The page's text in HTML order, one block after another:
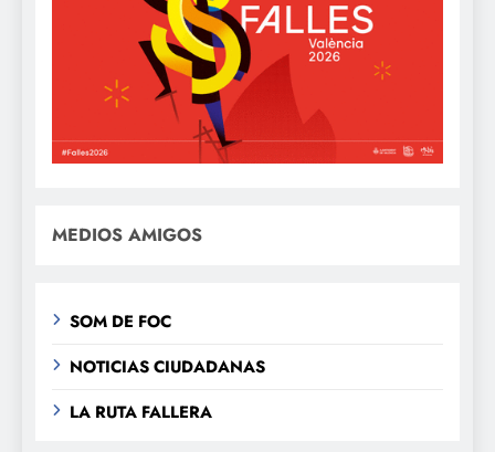
MEDIOS AMIGOS
SOM DE FOC
NOTICIAS CIUDADANAS
LA RUTA FALLERA